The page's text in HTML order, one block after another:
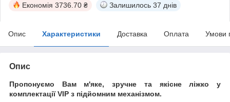
Економія 3736.70 ₴ Залишилось 37 днів
Опис Характеристики Доставка Оплата Умови
Опис
Пропонуємо Вам м'яке, зручне та якiсне ліжко у
комплектації VIP з підйомним механізмом.